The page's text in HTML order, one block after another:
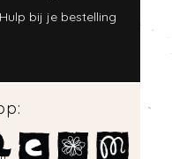
Hulp bij je bestelling